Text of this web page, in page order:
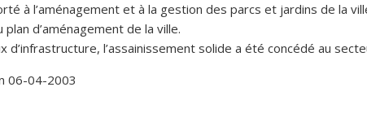
à l’aménagement et à la gestion des parcs et jardins de la
d’aménagement de la ville.
d’infrastructure, l’assainissement solide a été concédé au
06-04-2003